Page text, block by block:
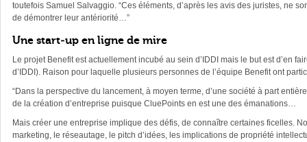
toutefois Samuel Salvaggio. “Ces éléments, d’après les avis des juristes, ne
de démontrer leur antériorité…”
Une start-up en ligne de mire
Le projet Benefit est actuellement incubé au sein d’IDDI mais le but est d’en
d’IDDI). Raison pour laquelle plusieurs personnes de l’équipe Benefit ont
“Dans la perspective du lancement, à moyen terme, d’une société à part
de la création d’entreprise puisque CluePoints en est une des émanations…
Mais créer une entreprise implique des défis, de connaître certaines ficelles.
marketing, le réseautage, le pitch d’idées, les implications de propriété